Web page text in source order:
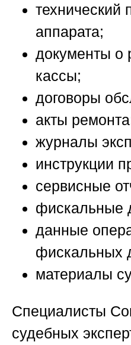
технический
аппарата;
документы о
кассы;
договоры
акты
журналы
инструкции
сервисные
фискальные
данные
фискальных
материалы
Специалисты
судебных